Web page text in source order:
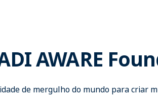
AWARE
de mergulho do mundo para criar